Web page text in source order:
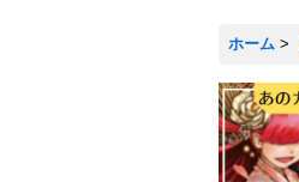
ホーム >